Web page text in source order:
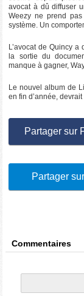
avocat à dû diffuser
Weezy ne prend
système. Un
L’avocat de Quincy
la sortie du
manque à gagner,
Le nouvel album de
en fin d’année,
Partager sur
Partager
Commentaires